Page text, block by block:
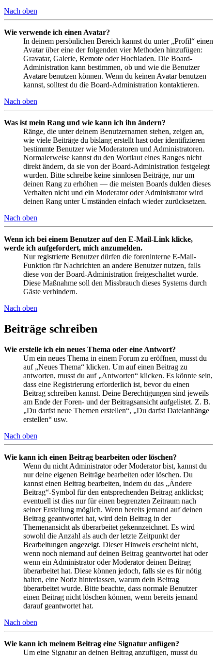
Nach oben
Wie verwende ich einen Avatar?
In deinem persönlichen Bereich kannst du unter „Profil“ einen
Avatar über eine der folgenden vier Methoden hinzufügen:
Gravatar, Galerie, Remote oder Hochladen. Die Board-
Administration kann bestimmen, ob und wie die Benutzer
Avatare benutzen können. Wenn du keinen Avatar benutzen
kannst, solltest du die Board-Administration kontaktieren.
Nach oben
Was ist mein Rang und wie kann ich ihn ändern?
Ränge, die unter deinem Benutzernamen stehen, zeigen an,
wie viele Beiträge du bislang erstellt hast oder identifizieren
bestimmte Benutzer wie Moderatoren und Administratoren.
Normalerweise kannst du den Wortlaut eines Ranges nicht
direkt ändern, da sie von der Board-Administration festgelegt
wurden. Bitte schreibe keine sinnlosen Beiträge, nur um
deinen Rang zu erhöhen — die meisten Boards dulden dieses
Verhalten nicht und ein Moderator oder Administrator wird
deinen Rang unter Umständen einfach wieder zurücksetzen.
Nach oben
Wenn ich bei einem Benutzer auf den E-Mail-Link klicke,
werde ich aufgefordert, mich anzumelden.
Nur registrierte Benutzer dürfen die foreninterne E-Mail-
Funktion für Nachrichten an andere Benutzer nutzen, falls
diese von der Board-Administration freigeschaltet wurde.
Diese Maßnahme soll den Missbrauch dieses Systems durch
Gäste verhindern.
Nach oben
Beiträge schreiben
Wie erstelle ich ein neues Thema oder eine Antwort?
Um ein neues Thema in einem Forum zu eröffnen, musst du
auf „Neues Thema“ klicken. Um auf einen Beitrag zu
antworten, musst du auf „Antworten“ klicken. Es könnte sein,
dass eine Registrierung erforderlich ist, bevor du einen
Beitrag schreiben kannst. Deine Berechtigungen sind jeweils
am Ende der Foren- und der Beitragsansicht aufgelistet. Z. B.
„Du darfst neue Themen erstellen“, „Du darfst Dateianhänge
erstellen“ usw.
Nach oben
Wie kann ich einen Beitrag bearbeiten oder löschen?
Wenn du nicht Administrator oder Moderator bist, kannst du
nur deine eigenen Beiträge bearbeiten oder löschen. Du
kannst einen Beitrag bearbeiten, indem du das „Ändere
Beitrag“-Symbol für den entsprechenden Beitrag anklickst;
eventuell ist dies nur für einen begrenzten Zeitraum nach
seiner Erstellung möglich. Wenn bereits jemand auf deinen
Beitrag geantwortet hat, wird dein Beitrag in der
Themenansicht als überarbeitet gekennzeichnet. Es wird
sowohl die Anzahl als auch der letzte Zeitpunkt der
Bearbeitungen angezeigt. Dieser Hinweis erscheint nicht,
wenn noch niemand auf deinen Beitrag geantwortet hat oder
wenn ein Administrator oder Moderator deinen Beitrag
überarbeitet hat. Diese können jedoch, falls sie es für nötig
halten, eine Notiz hinterlassen, warum dein Beitrag
überarbeitet wurde. Bitte beachte, dass normale Benutzer
einen Beitrag nicht löschen können, wenn bereits jemand
darauf geantwortet hat.
Nach oben
Wie kann ich meinem Beitrag eine Signatur anfügen?
Um eine Signatur an deinen Beitrag anzufügen, musst du